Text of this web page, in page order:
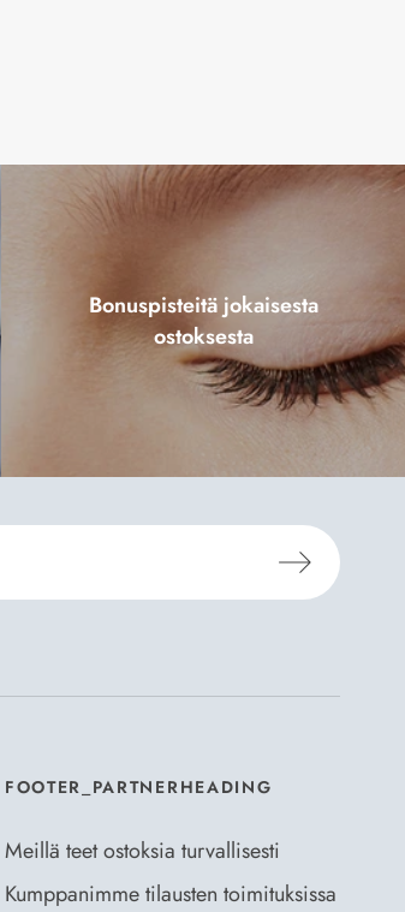
Bonuspisteitä jokaisesta
ostoksesta
FOOTER_PARTNERHEADING
Meillä teet ostoksia turvallisesti
Kumppanimme tilausten toimituksissa